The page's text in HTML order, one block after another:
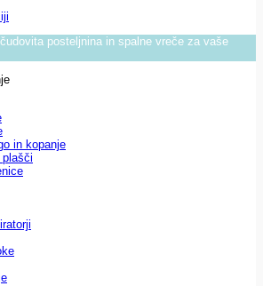
posteljnina in spalne vreče za vaše
in kopanje
plašči